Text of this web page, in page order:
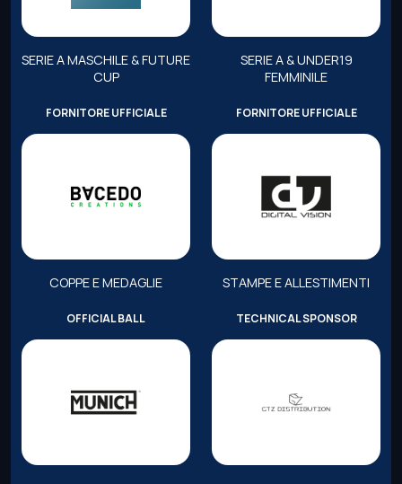
SERIE A MASCHILE & FUTURE
CUP
SERIE A & UNDER19
FEMMINILE
FORNITORE UFFICIALE
COPPE E MEDAGLIE
FORNITORE UFFICIALE
STAMPE E ALLESTIMENTI
OFFICIAL BALL TECHNICAL SPONSOR